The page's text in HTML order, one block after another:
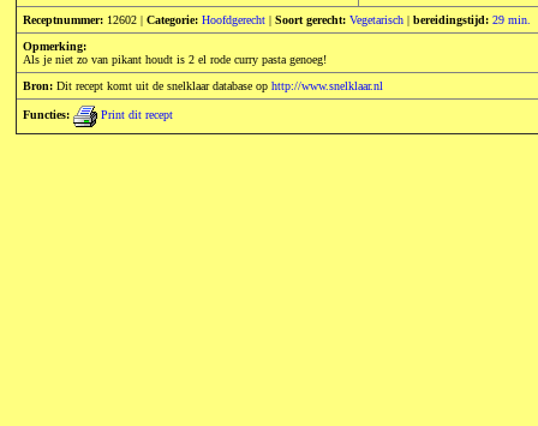
Receptnummer: 12602 | Categorie: Hoofdgerecht | Soort gerecht: Vegetarisch | bereidingstijd: 29 min.
Opmerking:
Als je niet zo van pikant houdt is 2 el rode curry pasta genoeg!
Bron: Dit recept komt uit de snelklaar database op http://www.snelklaar.nl
Functies: Print dit recept